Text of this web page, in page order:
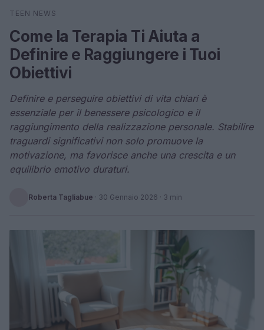
Cerca
TEEN NEWS
Come la Terapia Ti Aiuta a
Definire e Raggiungere i Tuoi
Obiettivi
Definire e perseguire obiettivi di vita chiari è
essenziale per il benessere psicologico e il
raggiungimento della realizzazione personale. Stabilire
traguardi significativi non solo promuove la
motivazione, ma favorisce anche una crescita e un
equilibrio emotivo duraturi.
Roberta Tagliabue · 30 Gennaio 2026 · 3 min